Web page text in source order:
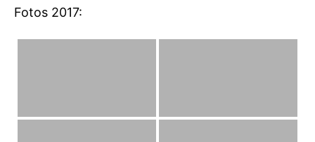
Fotos 2017: